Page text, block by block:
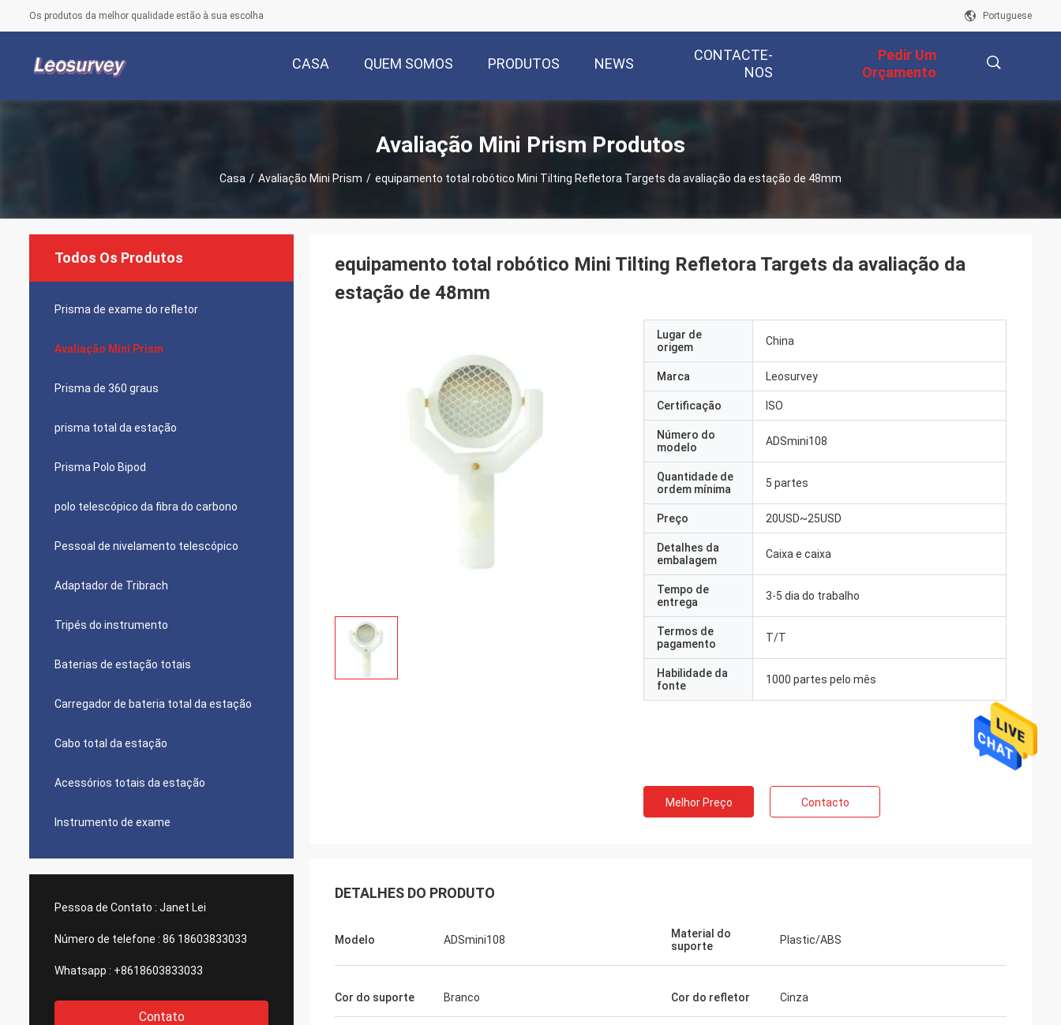
Os produtos da melhor qualidade estão à sua escolha Portuguese
CASA QUEM SOMOS PRODUTOS NEWS
CONTACTE-
NOS
Pedir Um
Orçamento
Avaliação Mini Prism Produtos
Casa / Avaliação Mini Prism / equipamento total robótico Mini Tilting Refletora Targets da avaliação da estação de 48mm
Todos Os Produtos
Prisma de exame do refletor
Avaliação Mini Prism
Prisma de 360 graus
prisma total da estação
Prisma Polo Bipod
polo telescópico da fibra do carbono
Pessoal de nivelamento telescópico
Adaptador de Tribrach
Tripés do instrumento
Baterias de estação totais
Carregador de bateria total da estação
Cabo total da estação
Acessórios totais da estação
Instrumento de exame
Pessoa de Contato : Janet Lei
Número de telefone : 86 18603833033
Whatsapp : +8618603833033
Contato
equipamento total robótico Mini Tilting Refletora Targets da avaliação da
estação de 48mm
Lugar de
origem
China
Marca Leosurvey
Certificação ISO
Número do
modelo
ADSmini108
Quantidade de
ordem mínima
5 partes
Preço 20USD~25USD
Detalhes da
embalagem
Caixa e caixa
Tempo de
entrega
3-5 dia do trabalho
Termos de
pagamento
T/T
Habilidade da
fonte
1000 partes pelo mês
Melhor Preço Contacto
DETALHES DO PRODUTO
Modelo ADSmini108
Material do
suporte
Plastic/ABS
Cor do suporte Branco Cor do refletor Cinza